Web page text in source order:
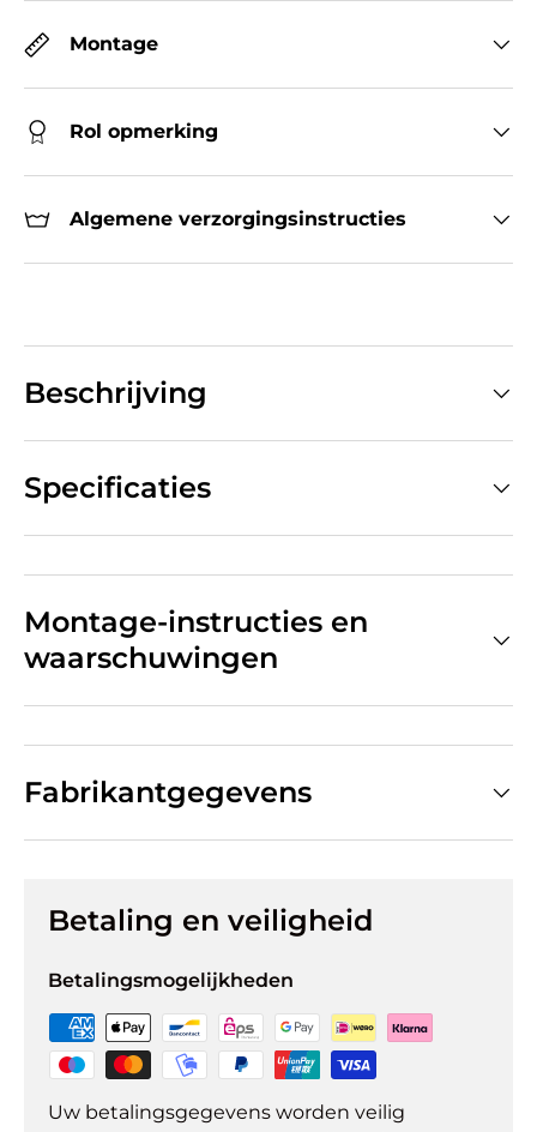
Montage
Rol opmerking
Algemene verzorgingsinstructies
Beschrijving
Specificaties
Montage-instructies en
waarschuwingen
Fabrikantgegevens
Betaling en veiligheid
Betalingsmogelijkheden
Uw betalingsgegevens worden veilig